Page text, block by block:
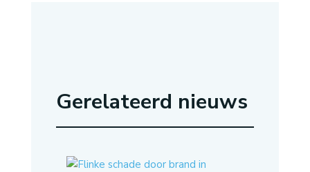
Gerelateerd nieuws